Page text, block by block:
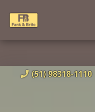
(51) 98318-1110